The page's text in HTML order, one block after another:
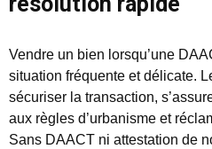
Vendre un bien lorsqu’une
situation fréquente et délicate.
sécuriser la transaction,
aux règles d’urbanisme et
Sans DAACT ni attestation de